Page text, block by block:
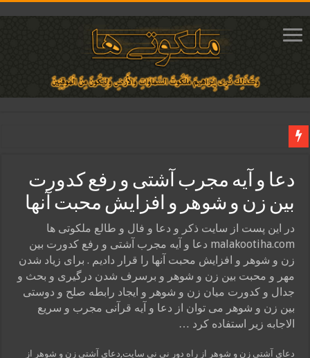
ختم آیات ۲ و ۳ سوره طلاق برای افزایش رزق و روزی | روش ختم، متن آیات و فضیلت
آیات قرآنی برای استجابت دعا و آسان شدن کارها و برآورده شدن حاجت
قویترین ذکر استجابت دعا و حاجت روایی | ذکر اسماء الحسنی برآورده شدن حاجت
دعای افزایش رزق و روزی و ثروتمند شدن | متن دعا و اذکار مجرب
دعا و آیه مجرب آشتی و رفع کدورت
بین زن و شوهر و افزایش محبت آنها
در این پست از سایت ذکر و دعا و فال و طالع ملکوتی ها
malakootiha.com دعا و آیه مجرب آشتی و رفع کدورت بین
زن و شوهر و افزایش محبت آنها را قرار دادیم . برای زیاد شدن
مهر و محبت بین زن و شوهر و برسرف شدن درگیری و بحث و
جدال و کدورت میان زن و شوهر و ایجاد رابطه صلح و دوستی
بین زن و شوهر می توان از دعا و آیه قرآنی مجرب و سریع
الاجابه زیر استفاده کرد …
دعای آشتی زن و شوهر از راه دور نی نی سایت,دعای آشتی زن و شوهر از